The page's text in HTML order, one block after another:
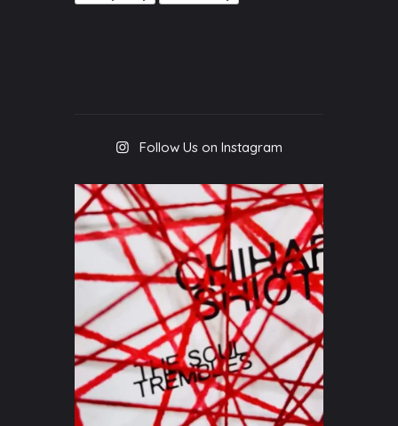
Follow Us on Instagram